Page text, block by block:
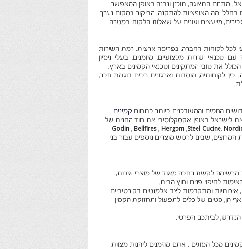
מתחם התצוגה, תוכנן ונבנה באופן המאפשר
ומה האופציות להתקנה. הביקור במקום נערך
מייעצים ועונים על שאלות הלקוח, במטרה
לכל לקוחות החברה, בפריסה ארצית. רמת השירות
טכנאי שירות מקצועיים, מיומנים, בעלי ניסיון
את טובי המתקינים וטכנאי הקמינים בארץ.
לקוחותיה, מוסדות וארגונים רבים דוגמת חבר,
החמים והמעודכנים ביותר בתחום קמינים
לישראל באופן אקסקלוסיבי את חוד החנית של
Godin, Bellfires, Hergom,Steel Cucine,
המרוצים, שבים לרכוש מוצרים נוספים עבור בני
לקשת רחבה מאוד של מוצרי איכות,
לחיפוי פנים וחוץ הבית.
ומתקדמות לצד אלמנטים דקורטיביים
אף הן, סטים של כלים לתפעול ותחזוקת הקמין
הנדרש, לביתכם הפרטי.
מכל הסוגים . אתם מוזמנים ליהנות מצוות